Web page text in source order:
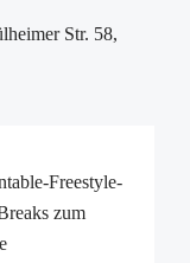
Str. 58,
Freestyle-
zum